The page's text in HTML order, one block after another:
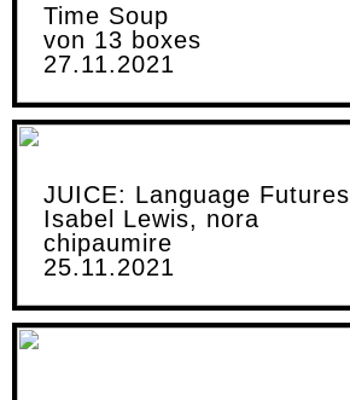
Time Soup
von 13 boxes
27.11.2021
JUICE: Language Futures
Isabel Lewis, nora
chipaumire
25.11.2021